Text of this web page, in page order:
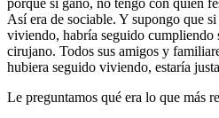
Así era de sociable. Y supongo que
viviendo, habría seguido cumpliendo
cirujano. Todos sus amigos y
hubiera seguido viviendo, estaría
Le preguntamos qué era lo que más